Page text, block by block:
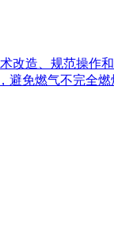
改造、规范操作
避免燃气不完全